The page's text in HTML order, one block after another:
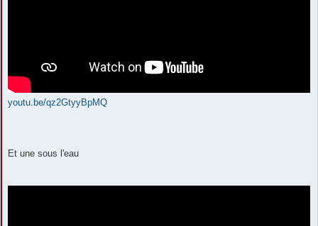
youtu.be/qz2GtyyBpMQ
Et une sous l'eau